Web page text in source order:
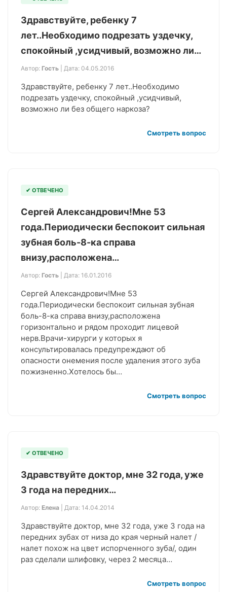
Здравствуйте, ребенку 7
лет..Необходимо подрезать уздечку,
спокойный ,усидчивый, возможно ли…
Автор: Гость | Дата: 04.05.2016
Здравствуйте, ребенку 7 лет..Необходимо
подрезать уздечку, спокойный ,усидчивый,
возможно ли без общего наркоза?
Смотреть вопрос
✔ ОТВЕЧЕНО
Сергей Александрович!Мне 53
года.Периодически беспокоит сильная
зубная боль-8-ка справа
внизу,расположена…
Автор: Гость | Дата: 16.01.2016
Сергей Александрович!Мне 53
года.Периодически беспокоит сильная зубная
боль-8-ка справа внизу,расположена
горизонтально и рядом проходит лицевой
нерв.Врачи-хирурги у которых я
консультировалась предупреждают об
опасности онемения после удаления этого зуба
пожизненно.Хотелось бы…
Смотреть вопрос
✔ ОТВЕЧЕНО
Здравствуй­те доктор, мне 32 года, уже
3 года на передних…
Автор: Елена | Дата: 14.04.2014
Здравствуй­те доктор, мне 32 года, уже 3 года на
передних зубах от низа до края черный налет /
налет поxож на цвет испорченного зуба/, один
раз сделали шлифовку, через 2 месяца…
Смотреть вопрос